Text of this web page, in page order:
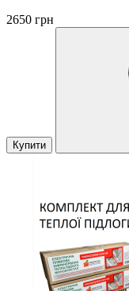
2650 грн
Купити